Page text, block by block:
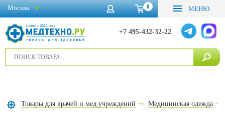
0 МЕНЮ
+7 495-432-32-22
Москва
Товары для врачей и мед.учреждений Медицинская одежда